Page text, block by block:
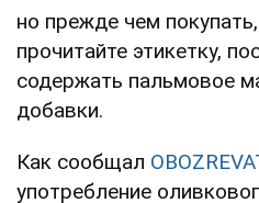
но прежде чем
прочитайте этикетку,
содержать пальмовое
добавки.
Как сообщал
употребление